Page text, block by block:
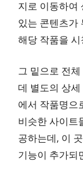
지로 이동하여
있는 콘텐츠가
해당 작품을
그 밑으로 전
데 별도의 상
에서 작품명으
비슷한 사이트
공하는데, 이
기능이 추가되